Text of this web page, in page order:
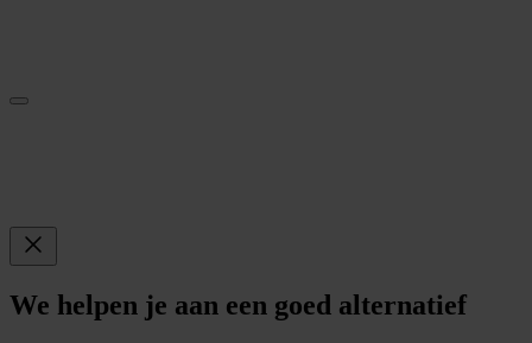
We helpen je aan een goed alternatief